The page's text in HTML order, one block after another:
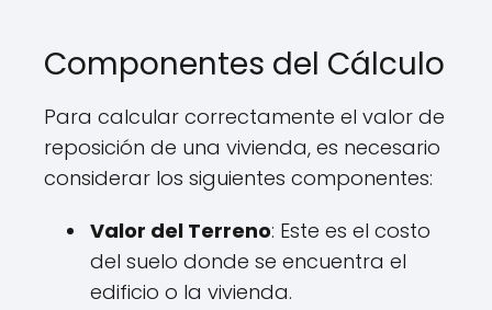
Componentes del Cálculo
Para calcular correctamente el valor de
reposición de una vivienda, es necesario
considerar los siguientes componentes:
Valor del Terreno: Este es el costo
del suelo donde se encuentra el
edificio o la vivienda.